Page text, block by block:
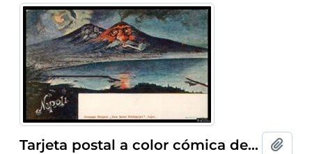
Tarjeta postal a color cómica de vista panorámica del Monte Vesuvio retratado como caricatura editada para Giuseppe Morgano, propietario del local “Zum Kater Hiddigeigei”, en Capri, por Richter & Co. Napoli